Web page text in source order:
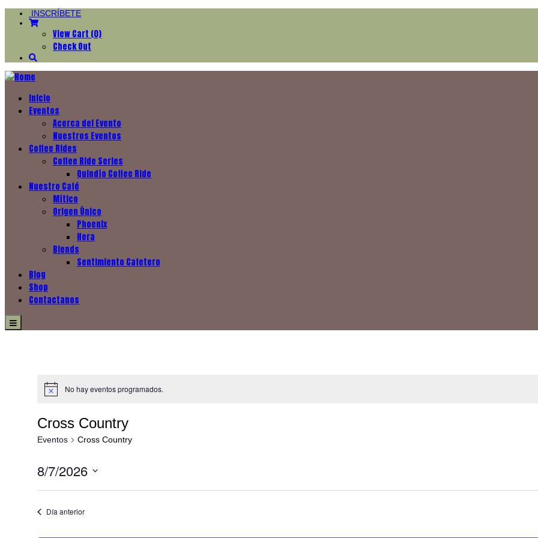
INSCRÍBETE
View Cart (0)
Check Out
Inicio
Eventos
Acerca del Evento
Nuestros Eventos
Coffee Rides
Coffee Ride Series
Quindío Coffee Ride
Nuestro Café
Mítico
Origen Único
Phoenix
Hera
Blends
Sentimiento Cafetero
Blog
Shop
Contactanos
Menu
No hay eventos programados.
Cross Country
Eventos Cross Country
8/7/2026
Día anterior